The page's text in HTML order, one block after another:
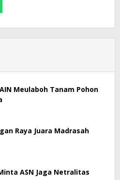
Meulaboh Tanam Pohon
Raya Juara Madrasah
ASN Jaga Netralitas